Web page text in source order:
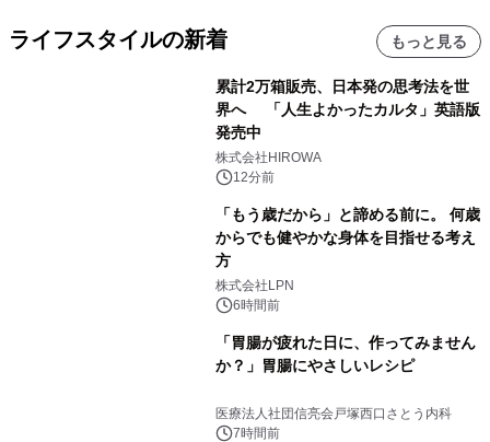
ライフスタイルの新着 もっと見る
累計2万箱販売、日本発の思考法を世
界へ 「人生よかったカルタ」英語版
発売中
株式会社HIROWA
12分前
「もう歳だから」と諦める前に。 何歳
からでも健やかな身体を目指せる考え
方
株式会社LPN
6時間前
「胃腸が疲れた日に、作ってみません
か？」胃腸にやさしいレシピ
医療法人社団信亮会戸塚西口さとう内科
7時間前